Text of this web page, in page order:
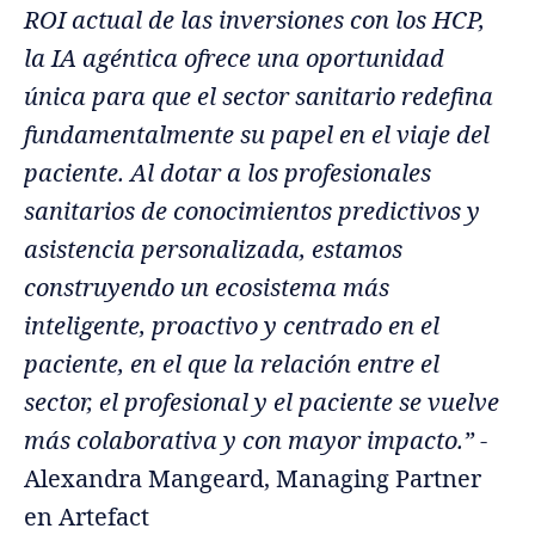
ROI actual de las inversiones con los HCP,
la IA agéntica ofrece una oportunidad
única para que el sector sanitario redefina
fundamentalmente su papel en el viaje del
paciente. Al dotar a los profesionales
sanitarios de conocimientos predictivos y
asistencia personalizada, estamos
construyendo un ecosistema más
inteligente, proactivo y centrado en el
paciente, en el que la relación entre el
sector, el profesional y el paciente se vuelve
más colaborativa y con mayor impacto.”-
Alexandra Mangeard, Managing Partner
en Artefact